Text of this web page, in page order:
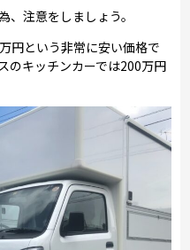
注意をしましょう。
円という非常に安い価格で
のキッチンカーでは200万円